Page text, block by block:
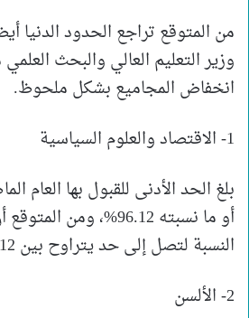
من المتوقع تراجع الحدود الدنيا
انخفاض المجاميع بشكل ملحوظ.
1- الاقتصاد والعلوم السياسية
أو ما نسبته 96.12%،
النسبة لتصل إلى حد يتراوح بين 86.12% و89.12%.
2- الألسن